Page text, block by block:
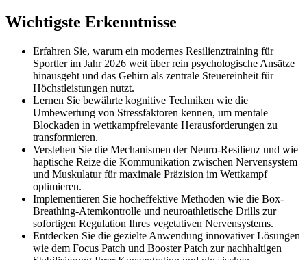
Wichtigste Erkenntnisse
Erfahren Sie, warum ein modernes Resilienztraining für
Sportler im Jahr 2026 weit über rein psychologische Ansätze
hinausgeht und das Gehirn als zentrale Steuereinheit für
Höchstleistungen nutzt.
Lernen Sie bewährte kognitive Techniken wie die
Umbewertung von Stressfaktoren kennen, um mentale
Blockaden in wettkampfrelevante Herausforderungen zu
transformieren.
Verstehen Sie die Mechanismen der Neuro-Resilienz und wie
haptische Reize die Kommunikation zwischen Nervensystem
und Muskulatur für maximale Präzision im Wettkampf
optimieren.
Implementieren Sie hocheffektive Methoden wie die Box-
Breathing-Atemkontrolle und neuroathletische Drills zur
sofortigen Regulation Ihres vegetativen Nervensystems.
Entdecken Sie die gezielte Anwendung innovativer Lösungen
wie dem Focus Patch und Booster Patch zur nachhaltigen